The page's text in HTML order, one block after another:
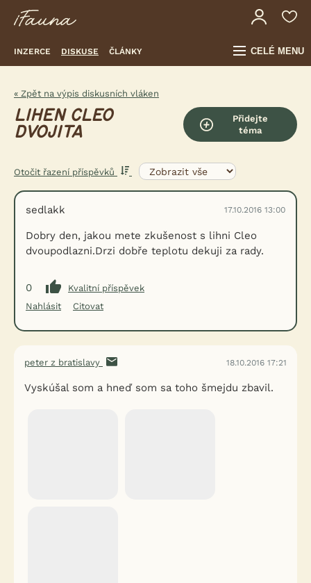
INZERCE DISKUSE ČLÁNKY CELÉ MENU
« Zpět na výpis diskusních vláken
LIHEN CLEO
DVOJITA
Přidejte
téma
Otočit řazení příspěvků
sedlakk 17.10.2016 13:00
Dobry den, jakou mete zkušenost s lihni Cleo
dvoupodlazni.Drzi dobře teplotu dekuji za rady.
0
Kvalitní příspěvek
Nahlásit
Citovat
peter z bratislavy 18.10.2016 17:21
Vyskúšal som a hneď som sa toho šmejdu zbavil.